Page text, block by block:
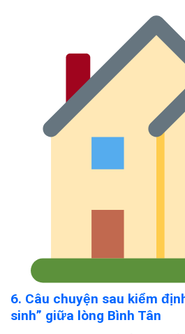
6. Câu chuyện sau kiểm
sinh” giữa lòng Bình Tân